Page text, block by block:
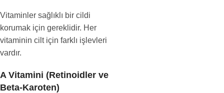
Vitaminler sağlıklı bir cildi
korumak için gereklidir. Her
vitaminin cilt için farklı işlevleri
vardır.
A Vitamini (Retinoidler ve
Beta-Karoten)